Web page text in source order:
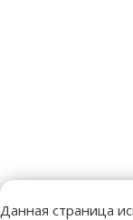
Данная страница